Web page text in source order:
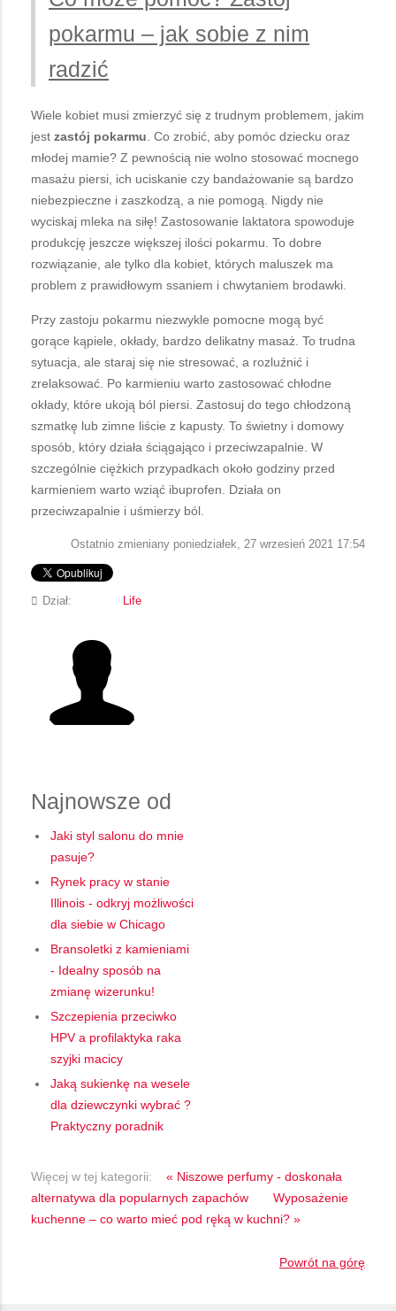
pokarmu – jak sobie z nim
radzić
Wiele kobiet musi zmierzyć się z trudnym problemem, jakim
jest zastój pokarmu . Co zrobić, aby pomóc dziecku oraz
młodej mamie? Z pewnością nie wolno stosować mocnego
masażu piersi, ich uciskanie czy bandażowanie są bardzo
niebezpieczne i zaszkodzą, a nie pomogą. Nigdy nie
wyciskaj mleka na siłę! Zastosowanie laktatora spowoduje
produkcję jeszcze większej ilości pokarmu. To dobre
rozwiązanie, ale tylko dla kobiet, których maluszek ma
problem z prawidłowym ssaniem i chwytaniem brodawki.
Przy zastoju pokarmu niezwykle pomocne mogą być
gorące kąpiele, okłady, bardzo delikatny masaż. To trudna
sytuacja, ale staraj się nie stresować, a rozluźnić i
zrelaksować. Po karmieniu warto zastosować chłodne
okłady, które ukoją ból piersi. Zastosuj do tego chłodzoną
szmatkę lub zimne liście z kapusty. To świetny i domowy
sposób, który działa ściągająco i przeciwzapalnie. W
szczególnie ciężkich przypadkach około godziny przed
karmieniem warto wziąć ibuprofen. Działa on
przeciwzapalnie i uśmierzy ból.
Ostatnio zmieniany poniedziałek, 27 wrzesień 2021 17:54
Dział: Life
Najnowsze od
Jaki styl salonu do mnie
pasuje?
Rynek pracy w stanie
Illinois - odkryj możliwości
dla siebie w Chicago
Bransoletki z kamieniami
- Idealny sposób na
zmianę wizerunku!
Szczepienia przeciwko
HPV a profilaktyka raka
szyjki macicy
Jaką sukienkę na wesele
dla dziewczynki wybrać ?
Praktyczny poradnik
Więcej w tej kategorii:
« Niszowe perfumy - doskonała
alternatywa dla popularnych zapachów
Wyposażenie
kuchenne – co warto mieć pod ręką w kuchni? »
Powrót na górę